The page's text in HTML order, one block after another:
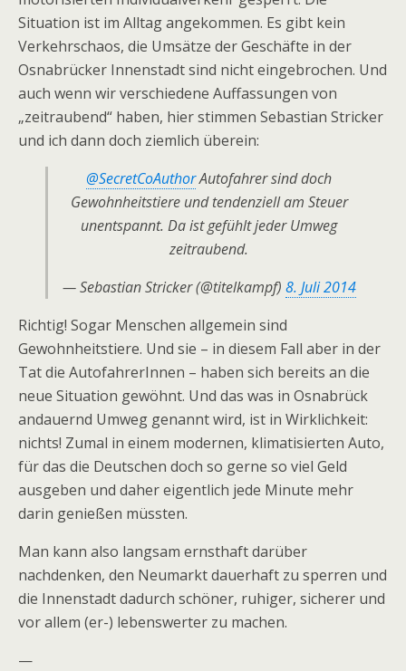
Situation ist im Alltag angekommen. Es gibt kein
Verkehrschaos, die Umsätze der Geschäfte in der
Osnabrücker Innenstadt sind nicht eingebrochen. Und
auch wenn wir verschiedene Auffassungen von
„zeitraubend“ haben, hier stimmen Sebastian Stricker
und ich dann doch ziemlich überein:
@SecretCoAuthorAutofahrer sind doch
Gewohnheitstiere und tendenziell am Steuer
unentspannt. Da ist gefühlt jeder Umweg
zeitraubend.
— Sebastian Stricker (@titelkampf) 8. Juli 2014
Richtig! Sogar Menschen allgemein sind
Gewohnheitstiere. Und sie – in diesem Fall aber in der
Tat die AutofahrerInnen – haben sich bereits an die
neue Situation gewöhnt. Und das was in Osnabrück
andauernd Umweg genannt wird, ist in Wirklichkeit:
nichts! Zumal in einem modernen, klimatisierten Auto,
für das die Deutschen doch so gerne so viel Geld
ausgeben und daher eigentlich jede Minute mehr
darin genießen müssten.
Man kann also langsam ernsthaft darüber
nachdenken, den Neumarkt dauerhaft zu sperren und
die Innenstadt dadurch schöner, ruhiger, sicherer und
vor allem (er-) lebenswerter zu machen.
—